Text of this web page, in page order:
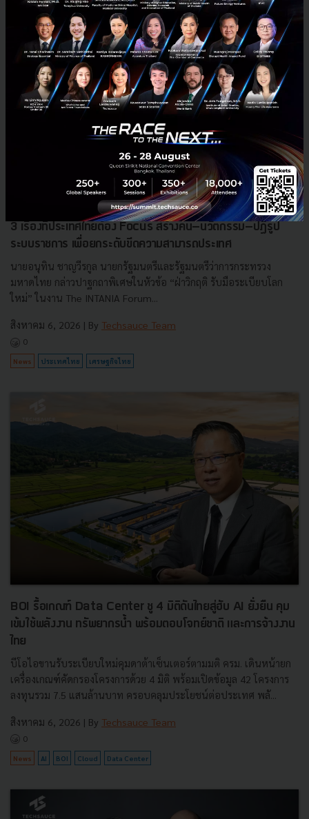
3 เรื่องที่ประเทศไทยต้อง Focus สร้างคน–นวัตกรรม–ปฏิรูป
ระบบราชการ เพื่อยกระดับขีดความสามารถประเทศ
นายอนุทิน ชาญวีรกูล นายกรัฐมนตรีและรัฐมนตรีว่าการกระทรวง
มหาดไทย กล่าวปาฐกถาพิเศษในหัวข้อ “ฝ่าวิกฤติ รับมือระเบียบโลก
ใหม่” ในงาน The INTANIA Forum...
สิงหาคม 6, 2026 | By Techsauce Team
0
News ประเทศไทย เศรษฐกิจไทย
BOI รื้อเกณฑ์ Data Center ชู 4 มิติดันไทยสู่ฮับ AI ยั่งยืน คุม
เข้มใช้พลังงาน ทรัพยากรน้ำ พร้อมตอบโจทย์ชาติ และการจ้างงาน
ไทย
บีโอไอขานรับระเบียบใหม่คุมดาต้าเซ็นเตอร์ตามมติ ครม. เดินหน้ายก
เครื่องเกณฑ์คัดกรองโครงการด้วย 4 มิติ พร้อมเปิดข้อมูล 42 โครงการ
ลงทุนรวม 7.5 แสนล้านบาท ครอบคลุมประโยชน์ต่อประเทศ พลั...
สิงหาคม 6, 2026 | By Techsauce Team
0
News AI BOI Cloud Data Center